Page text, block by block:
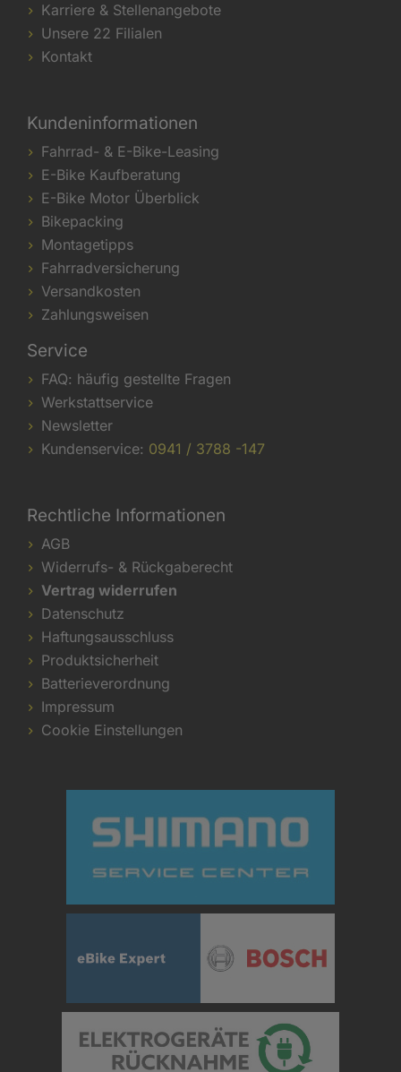
Karriere & Stellenangebote
Unsere 22 Filialen
Kontakt
Kundeninformationen
Fahrrad- & E-Bike-Leasing
E-Bike Kaufberatung
E-Bike Motor Überblick
Bikepacking
Montagetipps
Fahrradversicherung
Versandkosten
Zahlungsweisen
Service
FAQ: häufig gestellte Fragen
Werkstattservice
Newsletter
Kundenservice: 0941 / 3788 -147
Rechtliche Informationen
AGB
Widerrufs- & Rückgaberecht
Vertrag widerrufen
Datenschutz
Haftungsausschluss
Produktsicherheit
Batterieverordnung
Impressum
Cookie Einstellungen